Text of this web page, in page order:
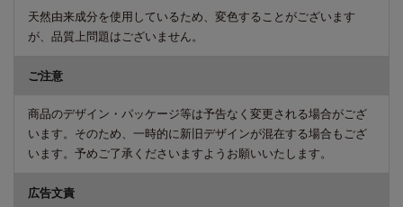
天然由来成分を使用しているため、変色することがございます
が、品質上問題はございません。
ご注意
商品のデザイン・パッケージ等は予告なく変更される場合がござ
います。そのため、一時的に新旧デザインが混在する場合もござ
います。予めご了承くださいますようお願いいたします。
広告文責